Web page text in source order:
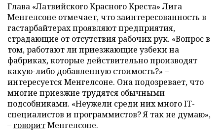
Глава «Латвийского Красного Креста» Лига
Менгелсоне отмечает, что заинтересованность в
гастарбайтерах проявляют предприятия,
страдающие от отсутствия рабочих рук. «Вопрос в
том, работают ли приезжающие узбеки на
фабриках, которые действительно производят
какую-либо добавленную стоимость?» –
интересуется Менгелсоне. Она подозревает, что
многие приезжие трудятся обычными
подсобниками. «Неужели среди них много IT-
специалистов и программистов? Я так не думаю»,
–говоритМенгелсоне.